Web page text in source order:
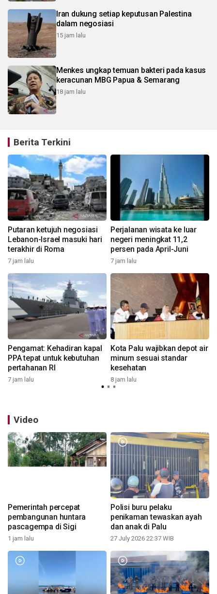
Iran dukung setiap keputusan Palestina
dalam negosiasi
15 jam lalu
Menkes ungkap temuan bakteri pada kasus
keracunan MBG Papua & Semarang
18 jam lalu
Berita Terkini
Putaran ketujuh negosiasi
Lebanon-Israel masuki hari
terakhir di Roma
7 jam lalu
Perjalanan wisata ke luar
negeri meningkat 11,2
persen pada April-Juni
7 jam lalu
Pengamat: Kehadiran kapal
PPA tepat untuk kebutuhan
pertahanan RI
7 jam lalu
Kota Palu wajibkan depot air
minum sesuai standar
kesehatan
8 jam lalu
Video
Pemerintah percepat
pembangunan huntara
pascagempa di Sigi
1 jam lalu
Polisi buru pelaku
penikaman tewaskan ayah
dan anak di Palu
27 July 2026 22:37 WIB